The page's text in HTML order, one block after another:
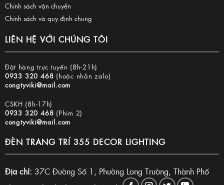
Chính sách vận chuyển
Chính sách và quy định chung
LIÊN HỆ VỚI CHÚNG TÔI
Đặt hàng trực tuyến (8h-21h)
0933 320 468 (hoặc nhắn zalo)
congtyviki@mail.com
CSKH (8h-17h)
0933 320 468 (Phím 2)
congtyviki@mail.com
ĐÈN TRANG TRÍ 355 DECOR LIGHTING
Địa chỉ: 37C Đường Số 1, Phường Long Trường, Thành Phố